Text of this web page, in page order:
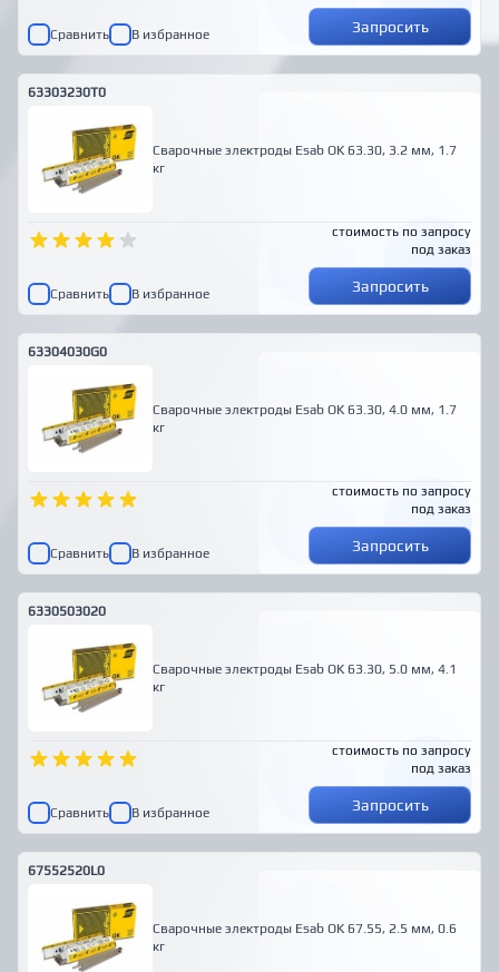
Сравнить В избранное Запросить
63303230T0
Сварочные электроды Esab OK 63.30, 3.2 мм, 1.7
кг
стоимость по запросу
под заказ
Сравнить В избранное Запросить
63304030G0
Сварочные электроды Esab OK 63.30, 4.0 мм, 1.7
кг
стоимость по запросу
под заказ
Сравнить В избранное Запросить
6330503020
Сварочные электроды Esab OK 63.30, 5.0 мм, 4.1
кг
стоимость по запросу
под заказ
Сравнить В избранное Запросить
67552520L0
Сварочные электроды Esab OK 67.55, 2.5 мм, 0.6
кг